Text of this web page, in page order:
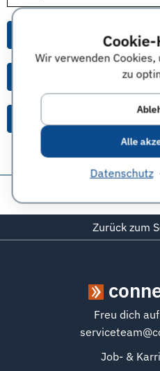
Wir verwenden
zu
Alle
Datenschutz
Alle Anworten zu dieser
Alle Anworten von diesem
Alle Themen &
Zurück zum
Freu dich
Job- &